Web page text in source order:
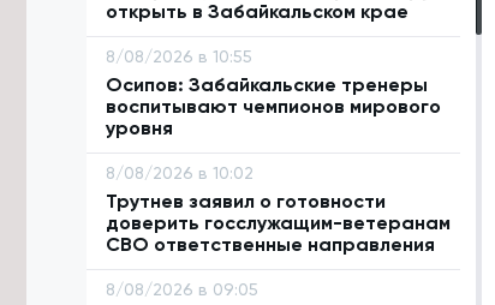
открыть в Забайкальском крае
8/08/2026 в 10:55
Осипов: Забайкальские тренеры
воспитывают чемпионов мирового
уровня
8/08/2026 в 10:02
Трутнев заявил о готовности
доверить госслужащим-ветеранам
СВО ответственные направления
8/08/2026 в 09:05